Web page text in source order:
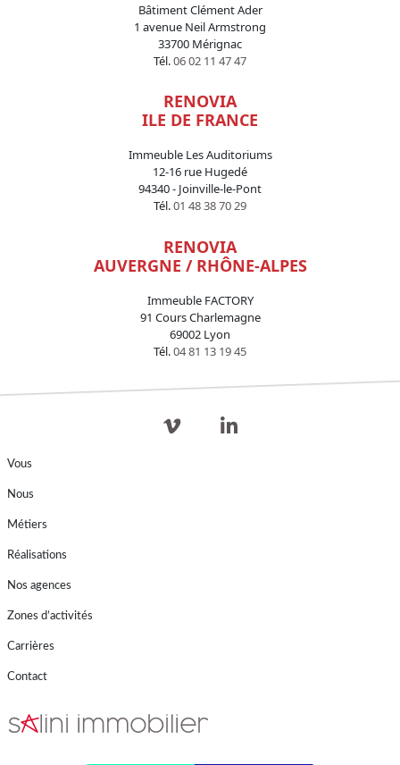
Bâtiment Clément Ader
1 avenue Neil Armstrong
33700 Mérignac
Tél.06 02 11 47 47
RENOVIA
ILE DE FRANCE
Immeuble Les Auditoriums
12-16 rue Hugedé
94340 - Joinville-le-Pont
Tél.01 48 38 70 29
RENOVIA
AUVERGNE / RHÔNE-ALPES
Immeuble FACTORY
91 Cours Charlemagne
69002 Lyon
Tél.04 81 13 19 45
Vous
Nous
Métiers
Réalisations
Nos agences
Zones d’activités
Carrières
Contact